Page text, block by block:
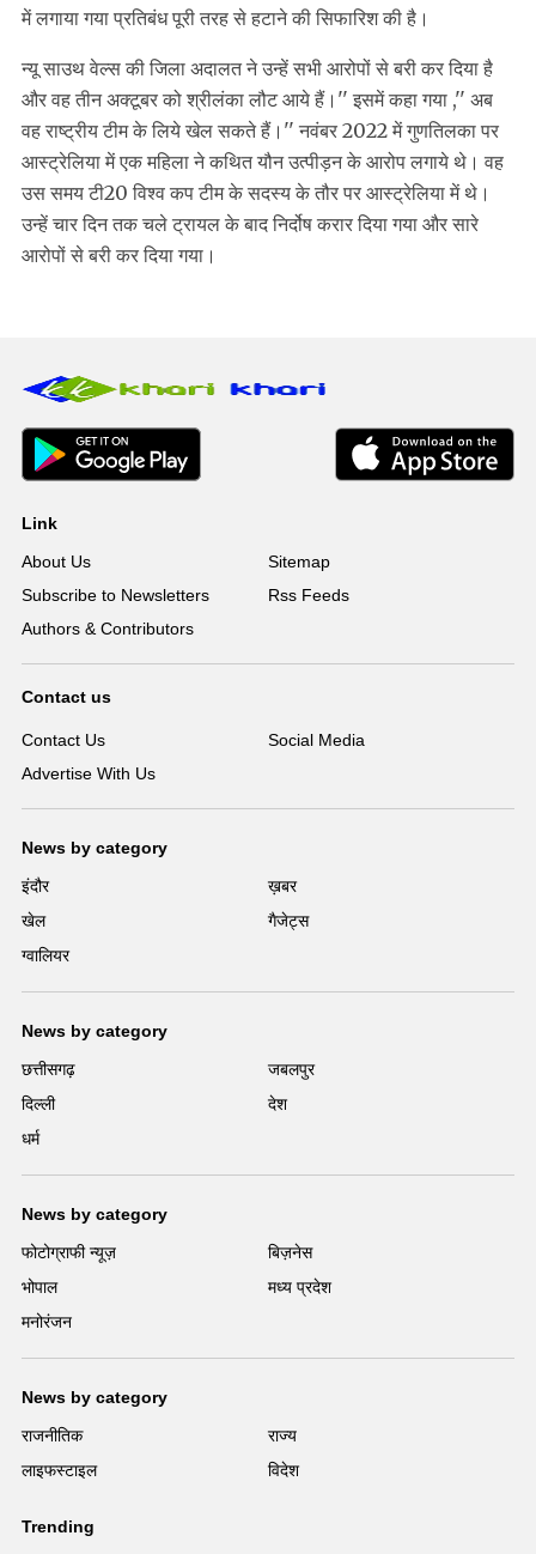
में लगाया गया प्रतिबंध पूरी तरह से हटाने की सिफारिश की है।
न्यू साउथ वेल्स की जिला अदालत ने उन्हें सभी आरोपों से बरी कर दिया है
और वह तीन अक्टूबर को श्रीलंका लौट आये हैं।'' इसमें कहा गया ,'' अब
वह राष्ट्रीय टीम के लिये खेल सकते हैं।'' नवंबर 2022 में गुणतिलका पर
आस्ट्रेलिया में एक महिला ने कथित यौन उत्पीड़न के आरोप लगाये थे। वह
उस समय टी20 विश्व कप टीम के सदस्य के तौर पर आस्ट्रेलिया में थे।
उन्हें चार दिन तक चले ट्रायल के बाद निर्दोष करार दिया गया और सारे
आरोपों से बरी कर दिया गया।
Link
About Us
Sitemap
Subscribe to Newsletters
Rss Feeds
Authors & Contributors
Contact us
Contact Us
Social Media
Advertise With Us
News by category
इंदौर
ख़बर
खेल
गैजेट्स
ग्वालियर
News by category
छत्तीसगढ़
जबलपुर
दिल्ली
देश
धर्म
News by category
फोटोग्राफी न्यूज़
बिज़नेस
भोपाल
मध्य प्रदेश
मनोरंजन
News by category
राजनीतिक
राज्य
लाइफस्टाइल
विदेश
Trending